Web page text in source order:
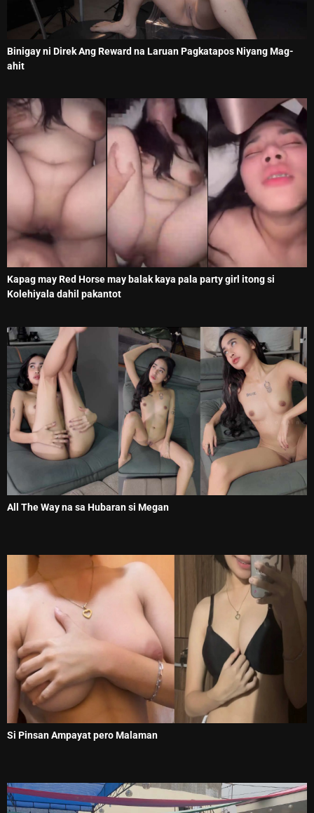
Binigay ni Direk Ang Reward na Laruan Pagkatapos Niyang Mag-
ahit
Kapag may Red Horse may balak kaya pala party girl itong si
Kolehiyala dahil pakantot
All The Way na sa Hubaran si Megan
Si Pinsan Ampayat pero Malaman